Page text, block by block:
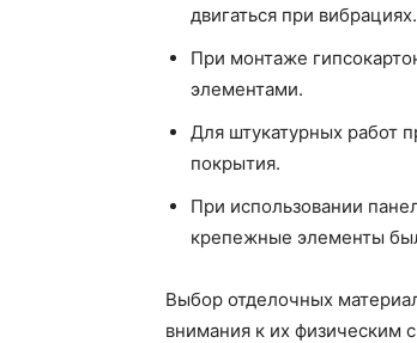
двигаться при вибрациях.
При монтаже
элементами.
Для штукатурных работ
покрытия.
При использовании
крепежные элементы
Выбор отделочных
внимания к их физическим